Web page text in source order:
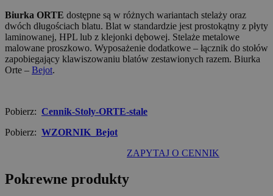
Biurka ORTE dostępne są w różnych wariantach stelaży oraz
dwóch długościach blatu. Blat w standardzie jest prostokątny z płyty
laminowanej, HPL lub z klejonki dębowej. Stelaże metalowe
malowane proszkowo. Wyposażenie dodatkowe – łącznik do stołów
zapobiegający klawiszowaniu blatów zestawionych razem. Biurka
Orte – Bejot.
Pobierz: Cennik-Stoly-ORTE-stale
Pobierz: WZORNIK_Bejot
ZAPYTAJ O CENNIK
Pokrewne produkty